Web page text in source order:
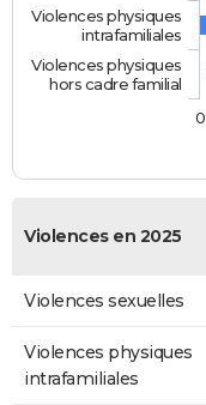
Violences physiques
intrafamiliales
Violences physiques
hors cadre familial
0
Violences en 2025
Violences sexuelles
Violences physiques
intrafamiliales